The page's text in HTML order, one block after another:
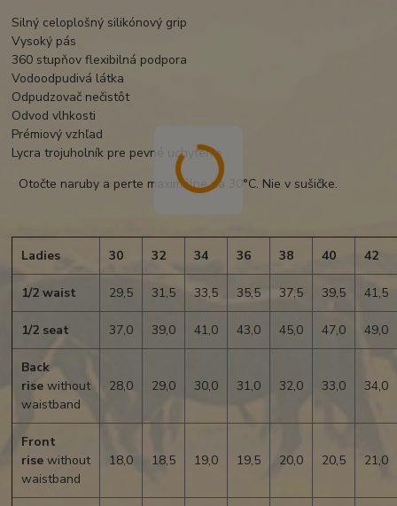
Silný celoplošný silikónový grip
Vysoký pás
360 stupňov flexibilná podpora
Vodoodpudivá látka
Odpudzovač nečistôt
Odvod vlhkosti
Prémiový vzhľad
Lycra trojuholník pre pevné uchytenie
Otočte naruby a perte maximálne na 30°C. Nie v sušičke.
Ladies 30 32 34 36 38 40 42
1/2 waist 29,5 31,5 33,5 35,5 37,5 39,5 41,5
1/2 seat 37,0 39,0 41,0 43,0 45,0 47,0 49,0
Back
rise without
waistband
28,0 29,0 30,0 31,0 32,0 33,0 34,0
Front
risewithout
waistband
18,0 18,5 19,0 19,5 20,0 20,5 21,0